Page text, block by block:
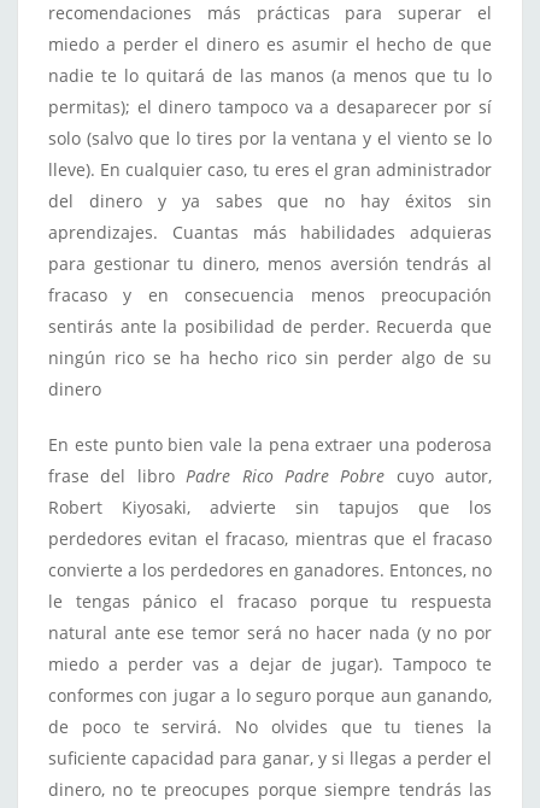
recomendaciones más prácticas para superar el
miedo a perder el dinero es asumir el hecho de que
nadie te lo quitará de las manos (a menos que tu lo
permitas); el dinero tampoco va a desaparecer por sí
solo (salvo que lo tires por la ventana y el viento se lo
lleve). En cualquier caso, tu eres el gran administrador
del dinero y ya sabes que no hay éxitos sin
aprendizajes. Cuantas más habilidades adquieras
para gestionar tu dinero, menos aversión tendrás al
fracaso y en consecuencia menos preocupación
sentirás ante la posibilidad de perder. Recuerda que
ningún rico se ha hecho rico sin perder algo de su
dinero
En este punto bien vale la pena extraer una poderosa
frase del libroPadre Rico Padre Pobre cuyo autor,
Robert Kiyosaki, advierte sin tapujos que los
perdedores evitan el fracaso, mientras que el fracaso
convierte a los perdedores en ganadores. Entonces, no
le tengas pánico el fracaso porque tu respuesta
natural ante ese temor será no hacer nada (y no por
miedo a perder vas a dejar de jugar). Tampoco te
conformes con jugar a lo seguro porque aun ganando,
de poco te servirá. No olvides que tu tienes la
suficiente capacidad para ganar, y si llegas a perder el
dinero, no te preocupes porque siempre tendrás las